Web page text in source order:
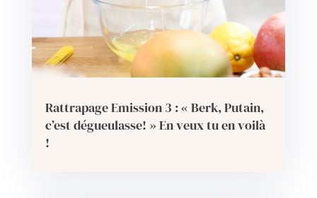
Rattrapage Emission 3 : « Berk, Putain,
c’est dégueulasse! » En veux tu en voilà
!